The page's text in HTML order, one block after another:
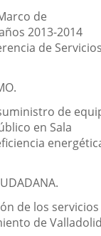
de
2013-2014
de
de
en Sala
de los servicios
de